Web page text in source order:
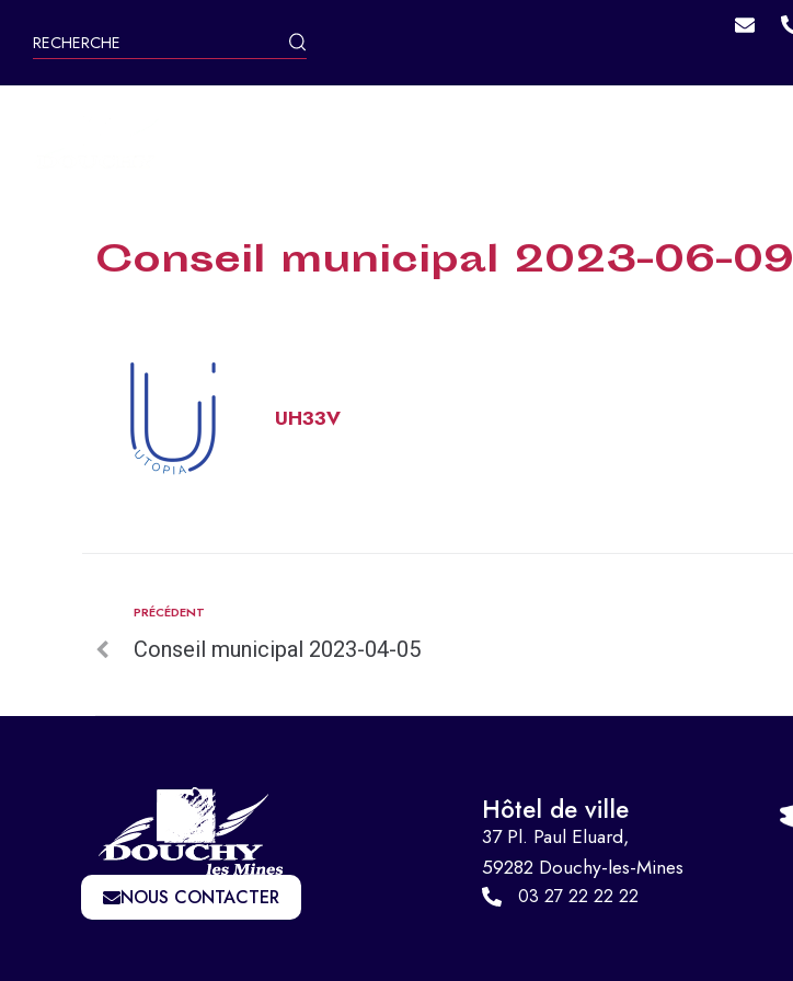
principal
Conseil municipal 2023-06-09
UH33V
PRÉCÉDENT
Conseil municipal 2023-04-05
NOUS CONTACTER
Hôtel de ville
37 Pl. Paul Eluard,
59282 Douchy-les-Mines
03 27 22 22 22